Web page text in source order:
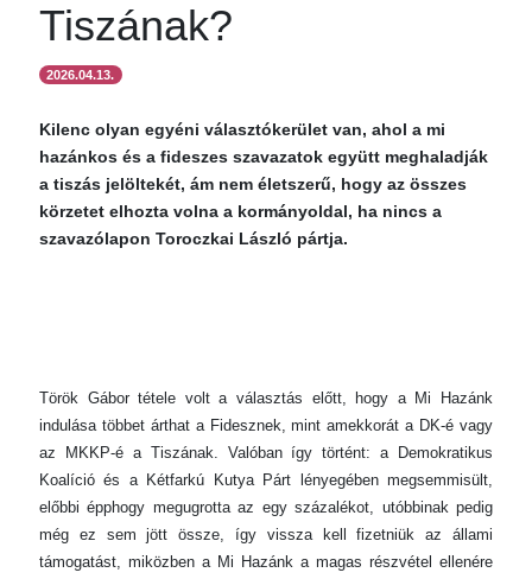
Tiszának?
2026.04.13.
Kilenc olyan egyéni választókerület van, ahol a mi
hazánkos és a fideszes szavazatok együtt meghaladják
a tiszás jelöltekét, ám nem életszerű, hogy az összes
körzetet elhozta volna a kormányoldal, ha nincs a
szavazólapon Toroczkai László pártja.
Török Gábor tétele volt a választás előtt, hogy a Mi Hazánk
indulása többet árthat a Fidesznek, mint amekkorát a DK-é vagy
az MKKP-é a Tiszának. Valóban így történt: a Demokratikus
Koalíció és a Kétfarkú Kutya Párt lényegében megsemmisült,
előbbi épphogy megugrotta az egy százalékot, utóbbinak pedig
még ez sem jött össze, így vissza kell fizetniük az állami
támogatást, miközben a Mi Hazánk a magas részvétel ellenére